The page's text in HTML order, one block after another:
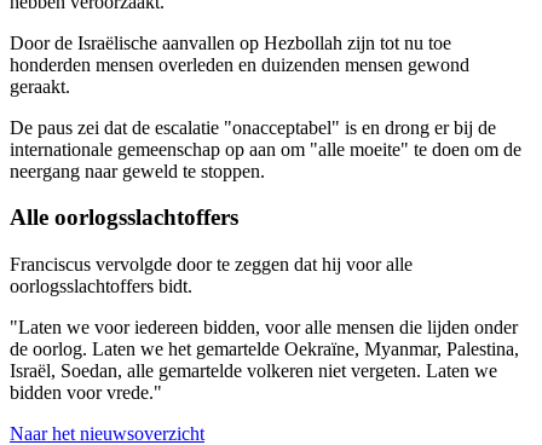
Door de Israëlische aanvallen op Hezbollah zijn tot nu toe
honderden mensen overleden en duizenden mensen gewond
geraakt.
De paus zei dat de escalatie "onacceptabel" is en drong er bij de
internationale gemeenschap op aan om "alle moeite" te doen om de
neergang naar geweld te stoppen.
Alle oorlogsslachtoffers
Franciscus vervolgde door te zeggen dat hij voor alle
oorlogsslachtoffers bidt.
"Laten we voor iedereen bidden, voor alle mensen die lijden onder
de oorlog. Laten we het gemartelde Oekraïne, Myanmar, Palestina,
Israël, Soedan, alle gemartelde volkeren niet vergeten. Laten we
bidden voor vrede."
Naar het nieuwsoverzicht